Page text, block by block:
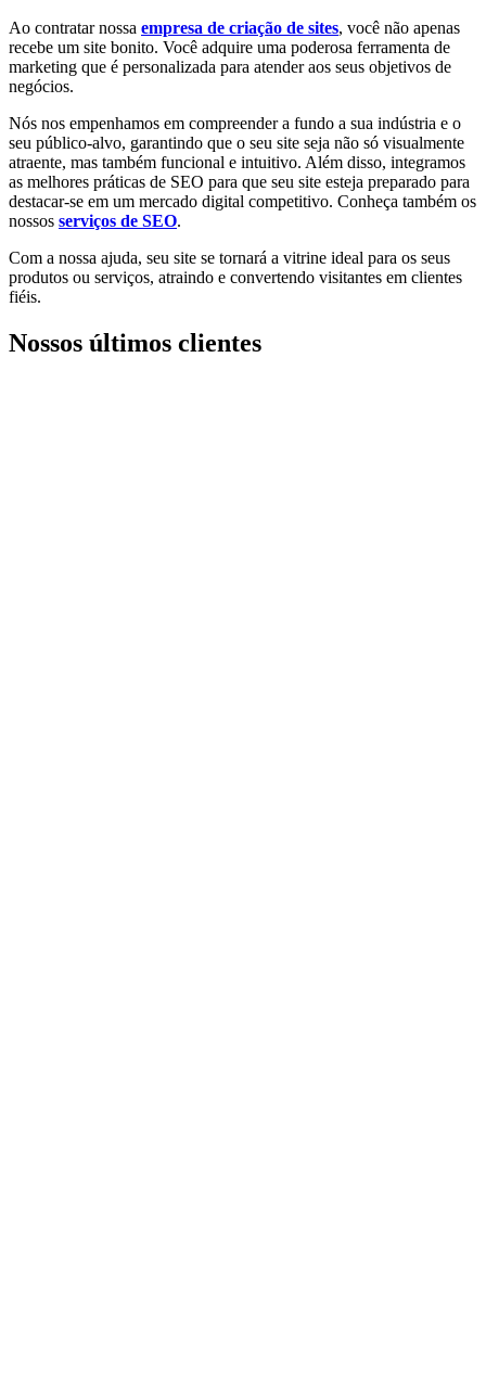
Ao contratar nossa empresa de criação de sites, você não apenas
recebe um site bonito. Você adquire uma poderosa ferramenta de
marketing que é personalizada para atender aos seus objetivos de
negócios.
Nós nos empenhamos em compreender a fundo a sua indústria e o
seu público-alvo, garantindo que o seu site seja não só visualmente
atraente, mas também funcional e intuitivo. Além disso, integramos
as melhores práticas de SEO para que seu site esteja preparado para
destacar-se em um mercado digital competitivo. Conheça também os
nossos serviços de SEO.
Com a nossa ajuda, seu site se tornará a vitrine ideal para os seus
produtos ou serviços, atraindo e convertendo visitantes em clientes
fiéis.
Nossos últimos clientes